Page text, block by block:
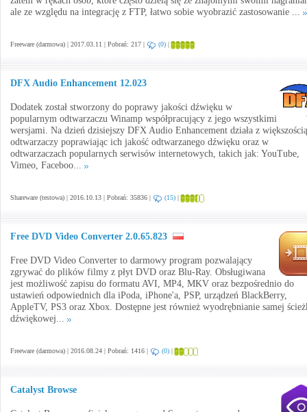
ale ze względu na integrację z FTP, łatwo sobie wyobrazić zastosowanie ...
Freeware (darmowa) | 2017.03.11 | Pobrań: 217 | (0) |
DFX Audio Enhancement 12.023
Dodatek został stworzony do poprawy jakości dźwięku w
popularnym odtwarzaczu Winamp współpracujący z jego wszystkimi
wersjami. Na dzień dzisiejszy DFX Audio Enhancement działa z większością
odtwarzaczy poprawiając ich jakość odtwarzanego dźwięku oraz w
odtwarzaczach popularnych serwisów internetowych, takich jak: YouTube,
Vimeo, Faceboo...
Shareware (testowa) | 2016.10.13 | Pobrań: 35836 | (15) |
Free DVD Video Converter 2.0.65.823
Free DVD Video Converter to darmowy program pozwalający
zgrywać do plików filmy z płyt DVD oraz Blu-Ray. Obsługiwana
jest możliwość zapisu do formatu AVI, MP4, MKV oraz bezpośrednio do
ustawień odpowiednich dla iPoda, iPhone'a, PSP, urządzeń BlackBerry,
AppleTV, PS3 oraz Xbox. Dostępne jest również wyodrębnianie samej
dźwiękowej...
Freeware (darmowa) | 2016.08.24 | Pobrań: 1416 | (0) |
Catalyst Browse